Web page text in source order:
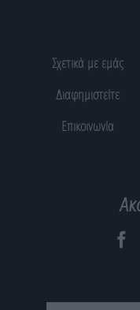
Σχετικά με εμάς
Διαφημιστείτε
Επικοινωνία